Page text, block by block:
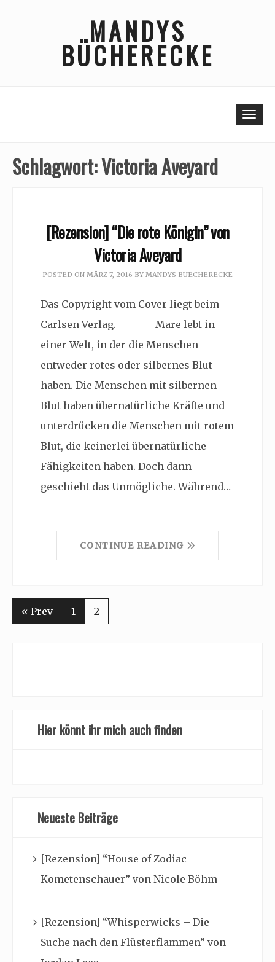
MANDYS
BÜCHERECKE
Schlagwort:Victoria Aveyard
[Rezension] “Die rote Königin” von
Victoria Aveyard
POSTED ON MÄRZ 7, 2016 BY MANDYS BUECHERECKE
Das Copyright vom Cover liegt beim
Carlsen Verlag. Mare lebt in
einer Welt, in der die Menschen
entweder rotes oder silbernes Blut
haben. Die Menschen mit silbernen
Blut haben übernatürliche Kräfte und
unterdrücken die Menschen mit rotem
Blut, die keinerlei übernatürliche
Fähigkeiten haben. Doch dann
geschieht das Unmögliche. Während…
CONTINUE READING
« Prev 1 2
Hier könnt ihr mich auch finden
Neueste Beiträge
[Rezension] “House of Zodiac-
Kometenschauer” von Nicole Böhm
[Rezension] “Whisperwicks – Die
Suche nach den Flüsterflammen” von